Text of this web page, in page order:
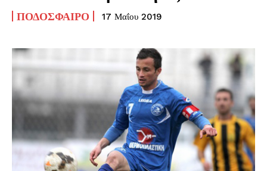
ΠΟΔΌΣΦΑΙΡΟ 17 Μαΐου 2019